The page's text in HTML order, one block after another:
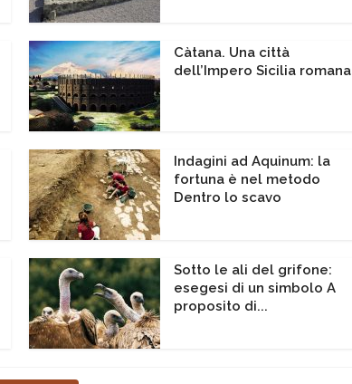
Càtana. Una città
dell’Impero Sicilia romana
Indagini ad Aquinum: la
fortuna è nel metodo
Dentro lo scavo
Sotto le ali del grifone:
esegesi di un simbolo A
proposito di...